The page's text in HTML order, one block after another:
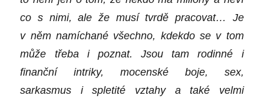
cos nimi, ale že musí tvrdě pracovat… Je
vněm namíchané všechno, kdekdo se v tom
může třeba i poznat. Jsou tam rodinné i
finanční intriky, mocenské boje, sex,
sarkasmus ispletité vztahy a také velmi